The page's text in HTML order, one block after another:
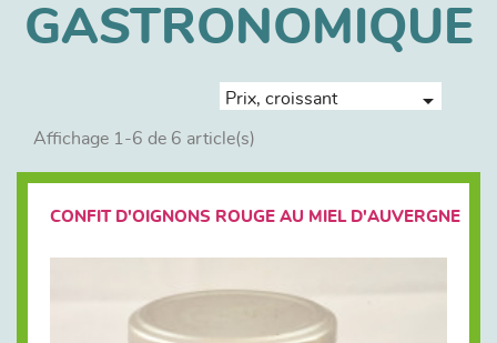
GASTRONOMIQUE
Prix, croissant 
Affichage 1-6 de 6 article(s)
CONFIT D'OIGNONS ROUGE AU MIEL D'AUVERGNE